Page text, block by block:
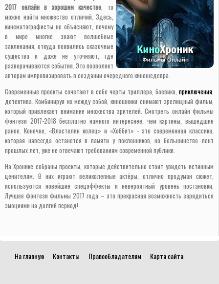
2017 онлайн в хорошем качестве, то
можно найти множество отличий. Здесь,
кинематографисты не объясняют, почему
в мире многие знают волшебные
заклинания, откуда появились сказочные
существа и даже не уточняют, где
разворачиваются события. Это позволяет
авторам импровизировать в создании очередного киношедевра.
Современные проекты сочетают в себе черты триллера, боевика, приключения,
детектива. Комбинируя их между собой, киношники снимают зрелищный фильм,
который привлекает внимание множества зрителей. Смотреть онлайн фильмы
фэнтези 2017-2018 бесплатно намного интереснее, чем картины, вышедшие
ранее. Конечно, «Властелин колец» и «Хоббит» - это современная классика,
которая навсегда останется в памяти у поклонников, но большинство лент
прошлых лет, уже не отвечают требованиям современной публики.
На Хронике собраны проекты, которые действительно стоит увидеть истинным
ценителям. В них играют великолепные актёры, отлично продуман сюжет,
используются новейшие спецэффекты и невероятный уровень постановки.
Лучшее фэнтези фильмы 2017 года – это прекрасная возможность зарядиться
эмоциями на долгий период!
На главную Контакты Правообладателям Карта сайта